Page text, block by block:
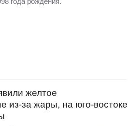
желтое
из-за жары, на юго-востоке